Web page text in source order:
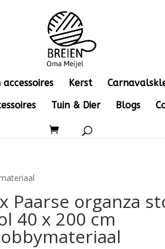
Kerst
Tuin & Dier Blogs
Paarse organza
40 x 200 cm